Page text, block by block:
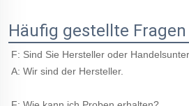
Häufig gestellte Fragen
F: Sind Sie Hersteller oder
A: Wir sind der Hersteller.